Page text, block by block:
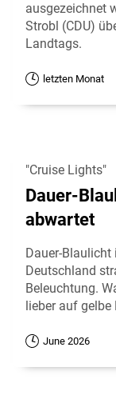
ausgezeichnet
Strobl (CDU)
Landtags.
letzten Monat
"Cruise Lights"
Dauer-
abwartet
Dauer-Blaulicht
Deutschland
Beleuchtung.
lieber auf
June 2026